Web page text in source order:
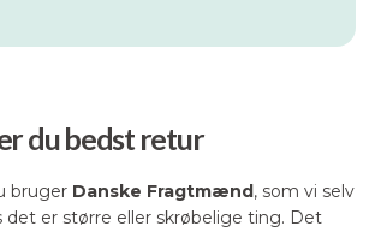
du bedst retur
bruger Danske Fragtmænd , som vi selv
det er større eller skrøbelige ting. Det